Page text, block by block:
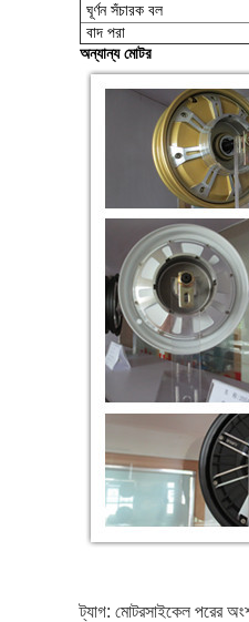
ঘূর্ণন সঁচারক বল
বাদ পরা
অন্যান্য মোটর
ট্যাগ: মোটরসাইকেল পরের